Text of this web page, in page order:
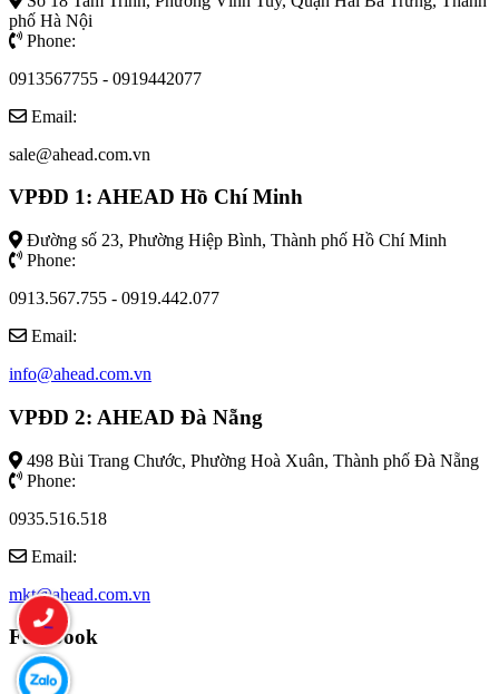
phố Hà Nội
Phone:
0913567755 - 0919442077
Email:
sale@ahead.com.vn
VPĐD 1: AHEAD Hồ Chí Minh
Đường số 23, Phường Hiệp Bình, Thành phố Hồ Chí Minh
Phone:
0913.567.755 - 0919.442.077
Email:
info@ahead.com.vn
VPĐD 2: AHEAD Đà Nẵng
498 Bùi Trang Chước, Phường Hoà Xuân, Thành phố Đà Nẵng
Phone:
0935.516.518
Email:
mkt@ahead.com.vn
Facebook